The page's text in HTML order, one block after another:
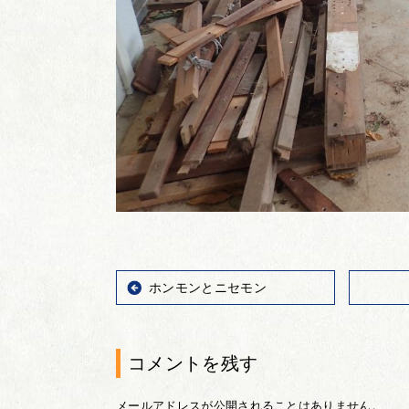
ホンモンとニセモン
コメントを残す
メールアドレスが公開されることはありません。